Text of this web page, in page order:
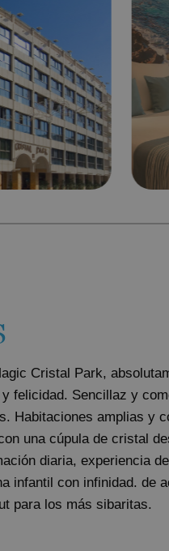
Cristal Park,
felicidad. Sencillaz y
Habitaciones amplias y
una cúpula de cristal
diaria, experiencia
infantil con infinidad. de
para los más sibaritas.